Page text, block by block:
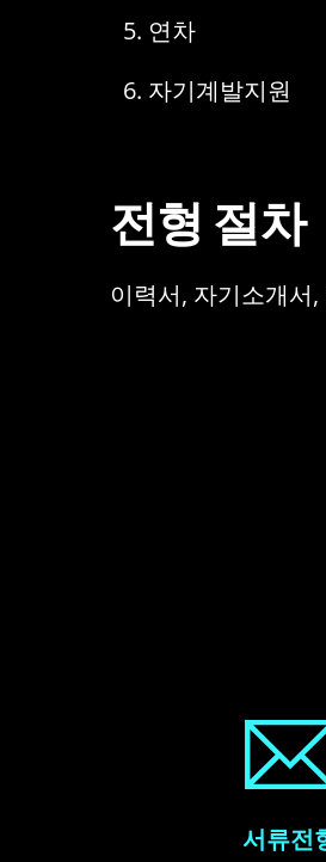
연차
자기계발지원
전형 절차
이력서, 자기소개서
서류전